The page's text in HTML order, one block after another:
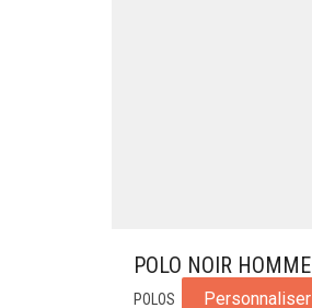
POLO NOIR HOMME
POLOS Personnaliser